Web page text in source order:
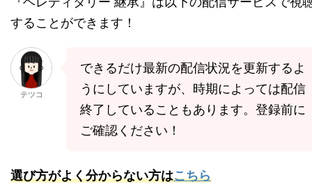
することができます！
テツコ
できるだけ最新の配信状況を更新するよ
うにしていますが、時期によっては配信
終了していることもあります。登録前に
ご確認ください！
選び方がよく分からない方はこちら